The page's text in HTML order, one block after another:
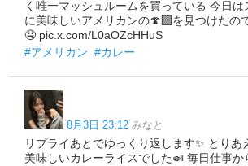
く唯一マッシュルームを買っている 今日
に美味しいアメリカンの🍄‍🟫を見つけたの
🤤 pic.x.com/L0aOZcHHuS
#アメリカン #カレー
8月3日 23:12 みなと
リプライあとでゆっくり返します✨ とりあ
美味しいカレーライスでした🍛 毎日仕事